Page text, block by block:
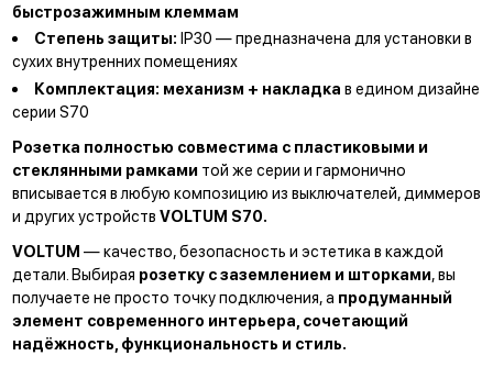
быстрозажимным клеммам
Степень защиты: IP30 — предназначена для установки в
сухих внутренних помещениях
Комплектация: механизм + накладка в едином дизайне
серии S70
Розетка полностью совместима с пластиковыми и
стеклянными рамками той же серии и гармонично
вписывается в любую композицию из выключателей, диммеров
и других устройств VOLTUM S70.
VOLTUM — качество, безопасность и эстетика в каждой
детали. Выбирая розетку с заземлением и шторками, вы
получаете не просто точку подключения, а продуманный
элемент современного интерьера, сочетающий
надёжность, функциональность и стиль.